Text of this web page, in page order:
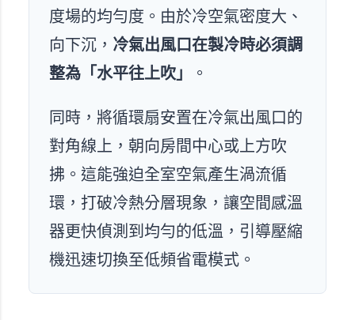
度場的均勻度。由於冷空氣密度大、
向下沉， 冷氣出風口在製冷時必須調
整為「水平往上吹」
。
同時，將循環扇安置在冷氣出風口的
對角線上，朝向房間中心或上方吹
拂。這能強迫全室空氣產生渦流循
環，打破冷熱分層現象，讓空間感溫
器更快偵測到均勻的低溫，引導壓縮
機迅速切換至低頻省電模式。